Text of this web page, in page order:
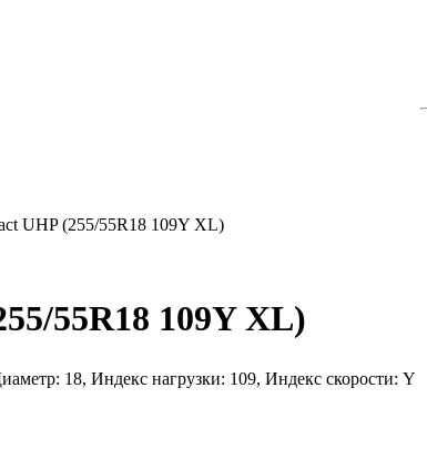
UHP (255/55R18 109Y XL)
55R18 109Y XL)
18, Индекс нагрузки: 109, Индекс скорости: Y